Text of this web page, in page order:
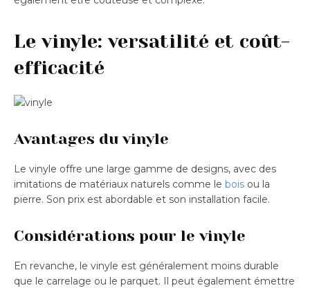
Le vinyle: versatilité et coût-
efficacité
Avantages du vinyle
Le vinyle offre une large gamme de designs, avec des
imitations de matériaux naturels comme le bois ou la
pierre. Son prix est abordable et son installation facile.
Considérations pour le vinyle
En revanche, le vinyle est généralement moins durable
que le carrelage ou le parquet. Il peut également émettre